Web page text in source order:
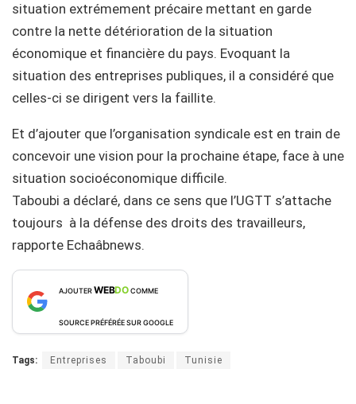
situation extrémement précaire mettant en garde
contre la nette détérioration de la situation
économique et financière du pays. Evoquant la
situation des entreprises publiques, il a considéré que
celles-ci se dirigent vers la faillite.
Et d’ajouter que l’organisation syndicale est en train de
concevoir une vision pour la prochaine étape, face à une
situation socioéconomique difficile.
Taboubi a déclaré, dans ce sens que l’UGTT s’attache
toujours à la défense des droits des travailleurs,
rapporte Echaâbnews.
AJOUTERWEBDOCOMME
SOURCE PRÉFÉRÉE SUR GOOGLE
Tags: Entreprises Taboubi Tunisie